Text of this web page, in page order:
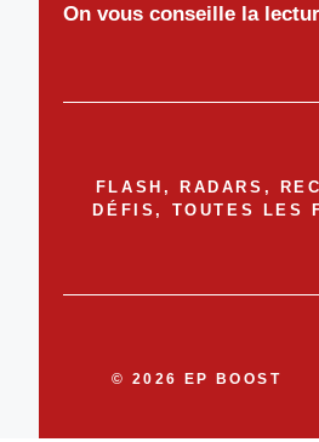
On vous conseille la
FLASH, RADARS,
DÉFIS, TOUTES LES
© 2026 EP BOOST